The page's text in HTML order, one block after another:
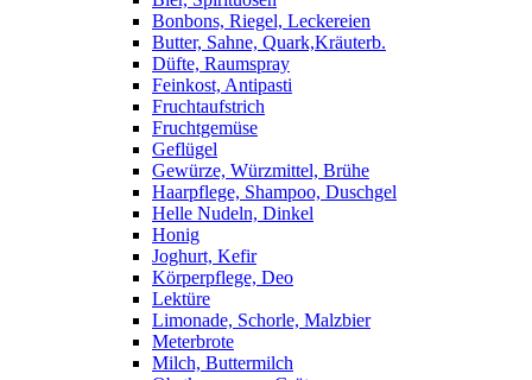
Bonbons, Riegel, Leckereien
Butter, Sahne, Quark,Kräuterb.
Düfte, Raumspray
Feinkost, Antipasti
Fruchtaufstrich
Fruchtgemüse
Geflügel
Gewürze, Würzmittel, Brühe
Haarpflege, Shampoo, Duschgel
Helle Nudeln, Dinkel
Honig
Joghurt, Kefir
Körperpflege, Deo
Lektüre
Limonade, Schorle, Malzbier
Meterbrote
Milch, Buttermilch